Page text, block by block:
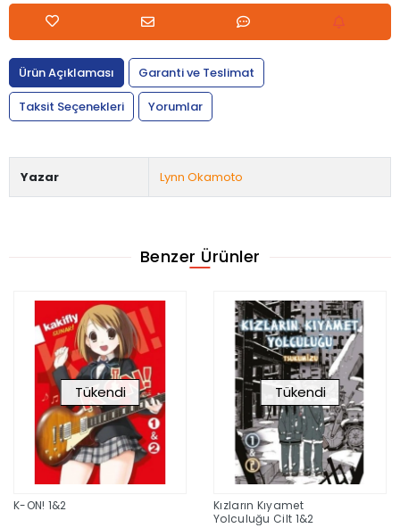
Ürün Açıklaması
Garanti ve Teslimat
Taksit Seçenekleri
Yorumlar
Yazar Lynn Okamoto
Benzer Ürünler
Tükendi
K-ON! 1&2
Tükendi
Kızların Kıyamet
Yolculuğu Cilt 1&2